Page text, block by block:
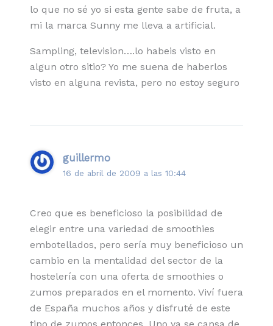
lo que no sé yo si esta gente sabe de fruta, a
mi la marca Sunny me lleva a artificial.
Sampling, television….lo habeis visto en
algun otro sitio? Yo me suena de haberlos
visto en alguna revista, pero no estoy seguro
guillermo
16 de abril de 2009 a las 10:44
Creo que es beneficioso la posibilidad de
elegir entre una variedad de smoothies
embotellados, pero sería muy beneficioso un
cambio en la mentalidad del sector de la
hostelería con una oferta de smoothies o
zumos preparados en el momento. Viví fuera
de España muchos años y disfruté de este